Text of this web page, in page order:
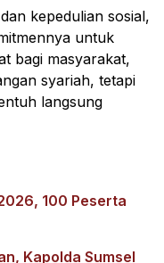
kepedulian sosial,
untuk
bagi masyarakat,
syariah, tetapi
langsung
100 Peserta
Kapolda Sumsel